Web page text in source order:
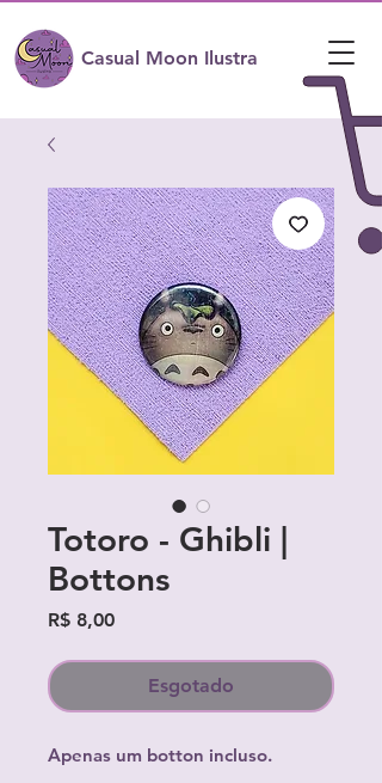
Casual Moon Ilustra
Totoro - Ghibli |
Bottons
R$ 8,00Preço
Esgotado
Apenas um botton incluso.